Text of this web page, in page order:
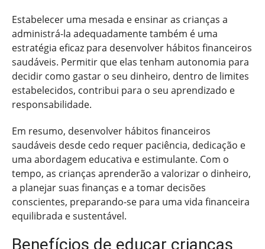
Estabelecer uma mesada e ensinar as crianças a
administrá-la adequadamente também é uma
estratégia eficaz para desenvolver hábitos financeiros
saudáveis. Permitir que elas tenham autonomia para
decidir como gastar o seu dinheiro, dentro de limites
estabelecidos, contribui para o seu aprendizado e
responsabilidade.
Em resumo, desenvolver hábitos financeiros
saudáveis desde cedo requer paciência, dedicação e
uma abordagem educativa e estimulante. Com o
tempo, as crianças aprenderão a valorizar o dinheiro,
a planejar suas finanças e a tomar decisões
conscientes, preparando-se para uma vida financeira
equilibrada e sustentável.
Benefícios de educar crianças